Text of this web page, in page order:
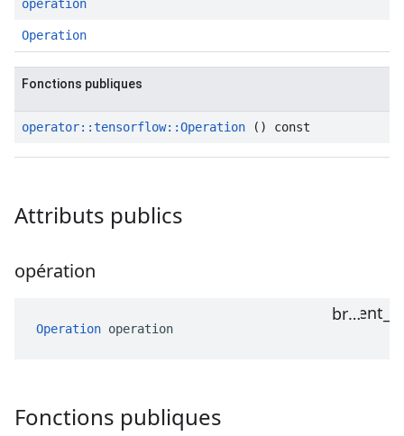
operation
Operation
Fonctions publiques
operator::tensorflow::Operation () const
Attributs publics
opération
Operation operation
Fonctions publiques